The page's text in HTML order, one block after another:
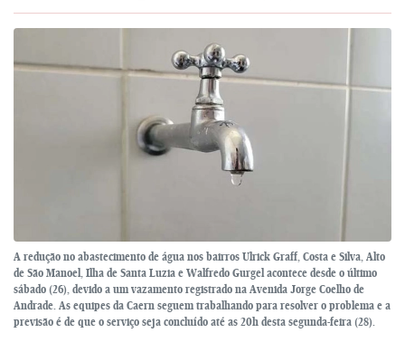
A redução no abastecimento de água nos bairros Ulrick Graff, Costa e Silva, Alto
de São Manoel, Ilha de Santa Luzia e Walfredo Gurgel acontece desde o último
sábado (26), devido a um vazamento registrado na Avenida Jorge Coelho de
Andrade. As equipes da Caern seguem trabalhando para resolver o problema e a
previsão é de que o serviço seja concluído até as 20h desta segunda-feira (28).